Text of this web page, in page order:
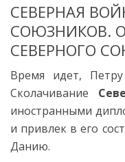
СЕВЕРНАЯ
СОЮЗНИКОВ.
СЕВЕРНОГО
Время идет,
Сколачивание
иностранными
и привлек в его
Данию.